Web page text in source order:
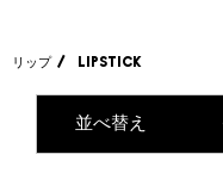
リップ LIPSTICK